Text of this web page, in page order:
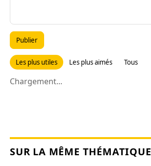
Publier
Les plus utiles Les plus aimés Tous
Chargement...
SUR LA MÊME THÉMATIQUE